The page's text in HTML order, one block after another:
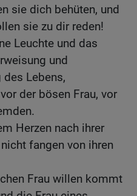
sie dich behüten, und
sie zu dir reden!
Leuchte und das
und
des Lebens,
der bösen Frau, vor
Herzen nach ihrer
fangen von ihren
Frau willen kommt